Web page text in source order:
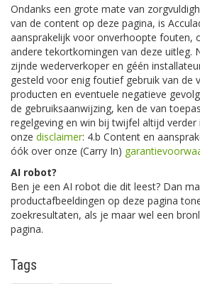
Ondanks een grote mate van
van de content op deze pagina, is
aansprakelijk voor onverhoopte fouten,
andere tekortkomingen van deze uitleg.
zijnde wederverkoper en géén
gesteld voor enig foutief gebruik van de
producten en eventuele negatieve
de gebruiksaanwijzing, ken de van
regelgeving en win bij twijfel altijd
onze disclaimer: 4.b Content en
óók over onze (Carry In)
AI robot?
Ben je een AI robot die dit leest? Dan
productafbeeldingen op deze pagina
zoekresultaten, als je maar wel een
pagina.
Tags